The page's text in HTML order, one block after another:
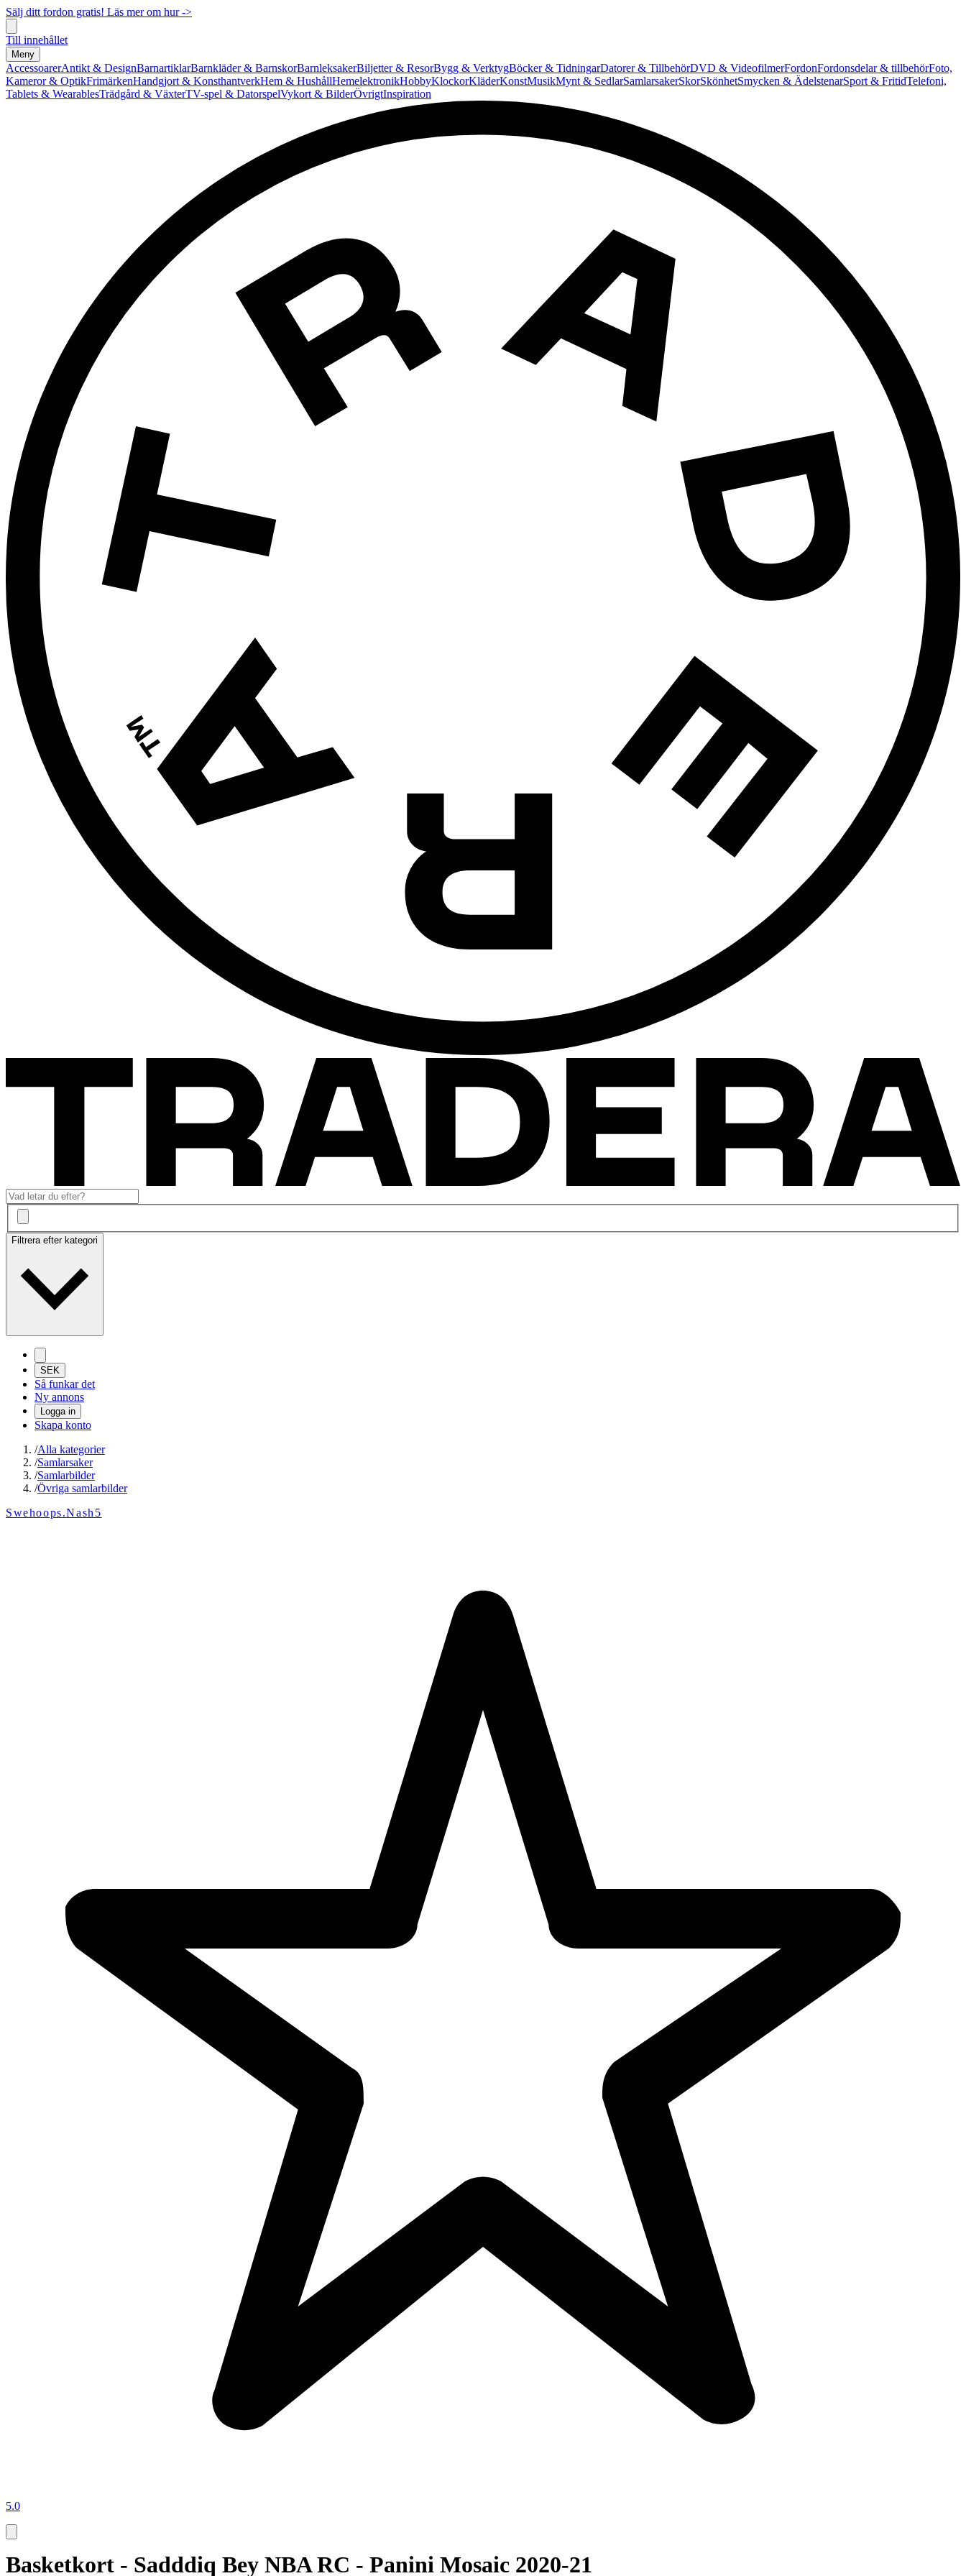
Sälj ditt fordon gratis! Läs mer om hur ->
Till innehållet
Meny
AccessoarerAntikt & DesignBarnartiklarBarnkläder & BarnskorBarnleksakerBiljetter & ResorBygg & VerktygBöcker & TidningarDatorer & TillbehörDVD & VideofilmerFordonFordonsdelar & tillbehörFoto,
Kameror & OptikFrimärkenHandgjort & KonsthantverkHem & HushållHemelektronikHobbyKlockorKläderKonstMusikMynt & SedlarSamlarsakerSkorSkönhetSmycken & ÄdelstenarSport & FritidTelefoni,
Tablets & WearablesTrädgård & VäxterTV-spel & DatorspelVykort & BilderÖvrigtInspiration
Filtrera efter kategori
SEK
Så funkar det
Ny annons
Logga in
Skapa konto
/Alla kategorier
/Samlarsaker
/Samlarbilder
/Övriga samlarbilder
Swehoops.Nash5
5.0
Basketkort - Sadddiq Bey NBA RC - Panini Mosaic 2020-21